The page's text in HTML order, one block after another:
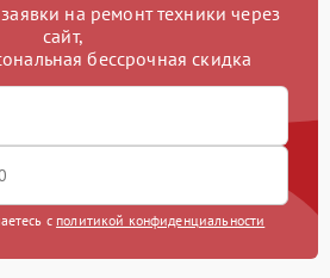
на ремонт техники через
сайт,
бессрочная скидка
с политикой конфиденциальности